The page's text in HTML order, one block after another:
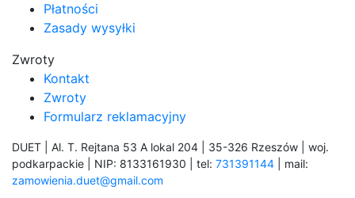
Płatności
Zasady wysyłki
Zwroty
Kontakt
Zwroty
Formularz reklamacyjny
DUET | Al. T. Rejtana 53 A lokal 204 | 35-326 Rzeszów | woj.
podkarpackie | NIP: 8133161930 | tel: 731391144 | mail:
zamowienia.duet@gmail.com